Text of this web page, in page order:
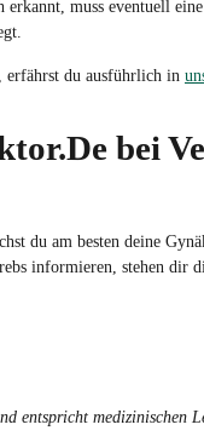
muss eventuell
erfährst du ausführlich in
bei
du am besten deine
informieren stehen dir
entspricht medizinischen